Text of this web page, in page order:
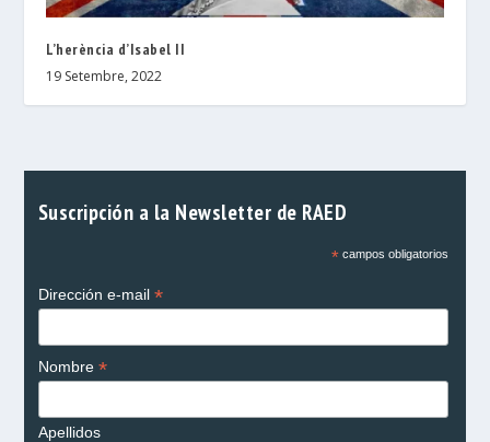
L’herència d’Isabel II
19 Setembre, 2022
Suscripción a la Newsletter de RAED
*campos obligatorios
Dirección e-mail *
Nombre *
Apellidos